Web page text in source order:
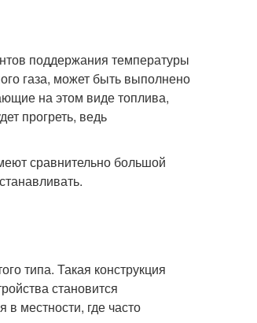
поддержания температуры
газа, может быть выполнено
на этом виде топлива,
прогреть, ведь
сравнительно большой
типа. Такая конструкция
становится
в местности, где часто